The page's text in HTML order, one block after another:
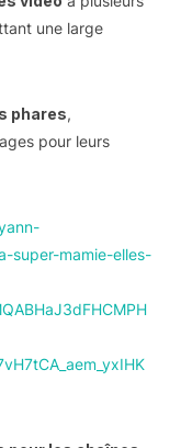
une large
phares,
pour leurs
super-mamie-elles-